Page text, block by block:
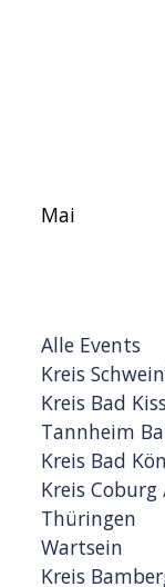
Mai
Alle Events
Kreis
Kreis Bad
Tannheim
Kreis Bad
Kreis
Thüringen
Wartsein
Kreis